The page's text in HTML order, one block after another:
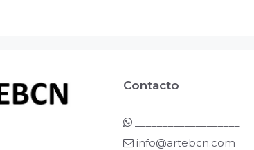
Contacto
info@artebcn.com